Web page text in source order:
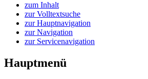
zum Inhalt
zur Volltextsuche
zur Hauptnavigation
zur Navigation
zur Servicenavigation
Hauptmenü